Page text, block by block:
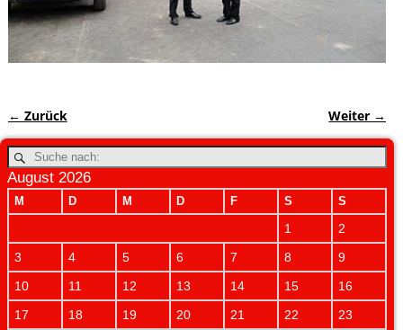
Bilder-Navigation
← Zurück Weiter →
August 2026
M D M D F S S
1
2
3
4 5 6 7 8
9
10
11 12 13 14 15
16
17
18 19 20 21 22 23